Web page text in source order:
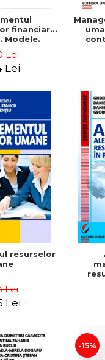
financiare.
Modele.
Lei
Lei
resurselor
Lei
Lei
-15%